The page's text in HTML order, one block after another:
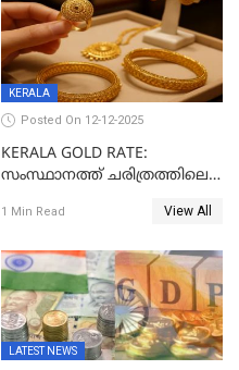
KERALA
Posted On 12-12-2025
KERALA GOLD RATE:
സംസ്ഥാനത്ത് ചരിത്രത്തിലെ
സ്വർണം; സർവ്വകാല
1 Min Read View All
LATEST NEWS